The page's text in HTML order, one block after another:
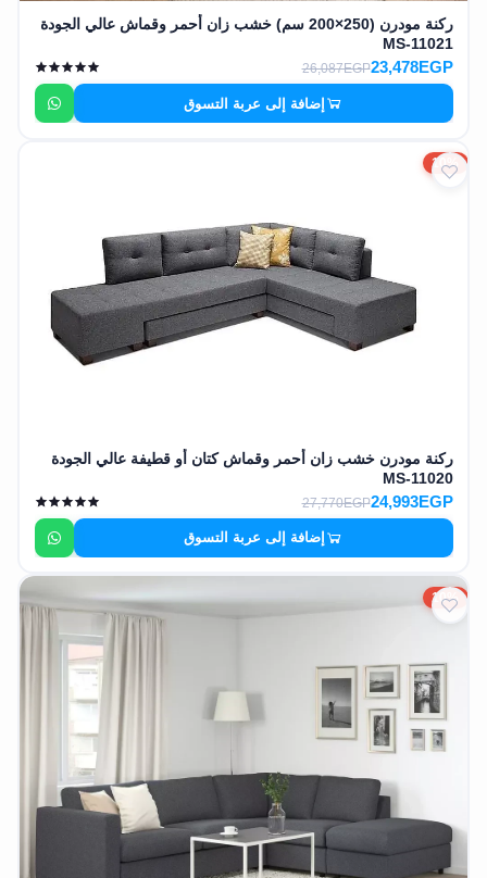
ركنة مودرن (250×200 سم) خشب زان أحمر وقماش عالي الجودة
MS-11021
23,478EGP
26,087EGP
إضافة إلى عربة التسوق
10%
ركنة مودرن خشب زان أحمر وقماش كتان أو قطيفة عالي الجودة
MS-11020
24,993EGP
27,770EGP
إضافة إلى عربة التسوق
10%